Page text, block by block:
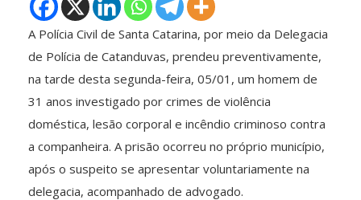
A Polícia Civil de Santa Catarina, por meio da Delegacia
de Polícia de Catanduvas, prendeu preventivamente,
na tarde desta segunda-feira, 05/01, um homem de
31 anos investigado por crimes de violência
doméstica, lesão corporal e incêndio criminoso contra
a companheira. A prisão ocorreu no próprio município,
após o suspeito se apresentar voluntariamente na
delegacia, acompanhado de advogado.